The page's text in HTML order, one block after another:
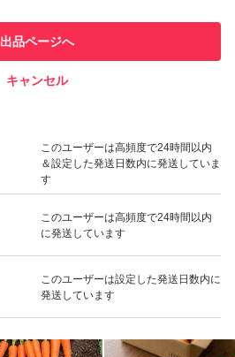
での取引実績があります
このユーザーは高頻度で24時間以内
＆設定した発送日数内に発送していま
す
このユーザーは高頻度で24時間以内
に発送しています
このユーザーは設定した発送日数内に
発送しています
出品ページへ
キャンセル
いいね！
3,000